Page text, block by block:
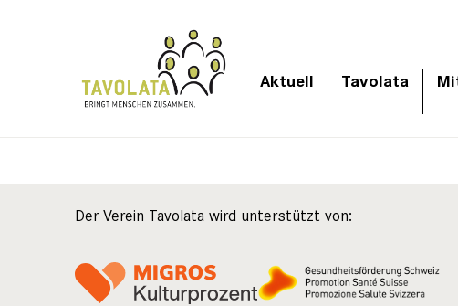
Aktuell Tavolata
Der Verein Tavolata wird unterstützt von: